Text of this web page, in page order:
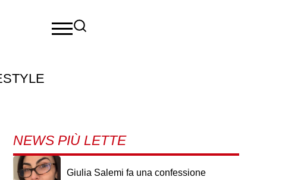
NEWS PIÙ LETTE
Giulia Salemi fa una confessione